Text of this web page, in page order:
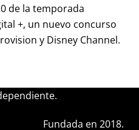
de la temporada
+, un nuevo concurso
y Disney Channel.
Fundada en 2018.